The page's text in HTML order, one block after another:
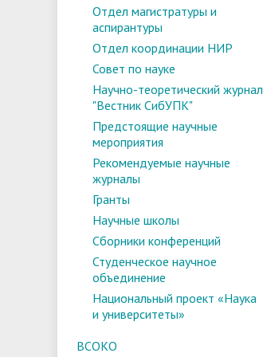
Отдел магистратуры и
аспирантуры
Отдел координации НИР
Совет по науке
Научно-теоретический журнал
"Вестник СибУПК"
Предстоящие научные
мероприятия
Рекомендуемые научные
журналы
Гранты
Научные школы
Сборники конференций
Студенческое научное
объединение
Национальный проект «Наука
и университеты»
ВСОКО